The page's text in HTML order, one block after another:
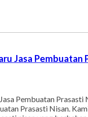
Jasa Pembuatan